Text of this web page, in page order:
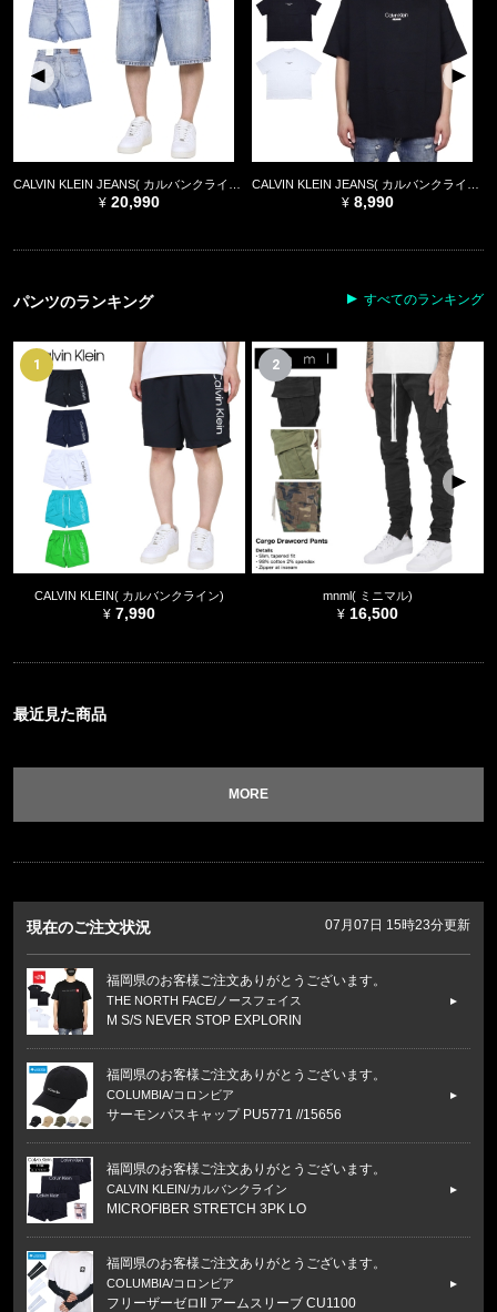
20,990 8,990
パンツのランキング すべてのランキング
1
CALVIN KLEIN( カルバンクライン)
7,990
2
mnml( ミニマル)
16,500
最近見た商品
MORE
現在のご注文状況 07月07日 15時23分更新
福岡県のお客様ご注文ありがとうございます。
THE NORTH FACE/ノースフェイス
M S/S NEVER STOP EXPLORIN
福岡県のお客様ご注文ありがとうございます。
COLUMBIA/コロンビア
サーモンパスキャップ PU5771 //15656
福岡県のお客様ご注文ありがとうございます。
CALVIN KLEIN/カルバンクライン
MICROFIBER STRETCH 3PK LO
福岡県のお客様ご注文ありがとうございます。
COLUMBIA/コロンビア
フリーザーゼロII アームスリーブ CU1100